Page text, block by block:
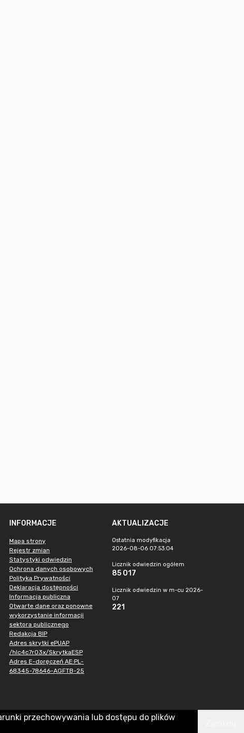
INFORMACJE
Mapa strony
Rejestr zmian
Statystyki odwiedzin
Ochrona danych osobowych
Polityka Prywatności
Deklaracja dostępności
Informacja publiczna
Otwarte dane oraz ponowne
wykorzystanie informacji
sektora publicznego
Redakcja BIP
Adres skrytki ePUAP
/hlc4c7r03x/SkrytkaESP
Adres E-doręczeń AE:PL-
68345-78646-AGFTB-25
AKTUALIZACJE
Ostatnia modyfikacja
2026-08-06 07:53:04
Licznik odwiedzin ogółem
85 017
Licznik odwiedzin w m-cu 2026-
07
221
przechowywania lub dostępu do plików